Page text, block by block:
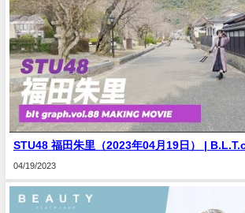
STU48 福田朱里（2023年04月19日） |
04/19/2023